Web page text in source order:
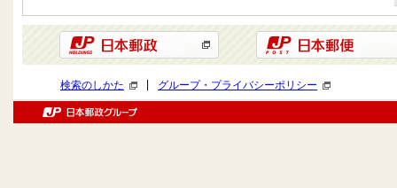
検索のしかた グループ・プライバシーポリシー